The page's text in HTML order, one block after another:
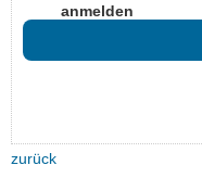
anmelden
zurück